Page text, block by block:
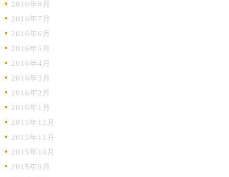
2016年8月
2016年7月
2016年6月
2016年5月
2016年4月
2016年3月
2016年2月
2016年1月
2015年12月
2015年11月
2015年10月
2015年9月